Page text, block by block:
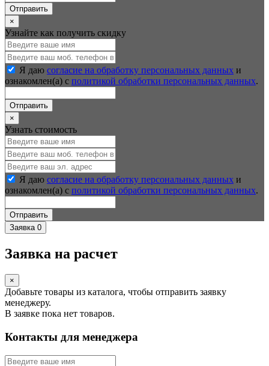
Отправить
×
Узнайте как получить скидку
Я даю согласие на обработку персональных данных и
ознакомлен(а) с политикой обработки персональных данных.
Отправить
×
Узнать стоимость
Я даю согласие на обработку персональных данных и
ознакомлен(а) с политикой обработки персональных данных.
Отправить
Заявка 0
Заявка на расчет
×
Добавьте товары из каталога, чтобы отправить заявку
менеджеру.
В заявке пока нет товаров.
Контакты для менеджера